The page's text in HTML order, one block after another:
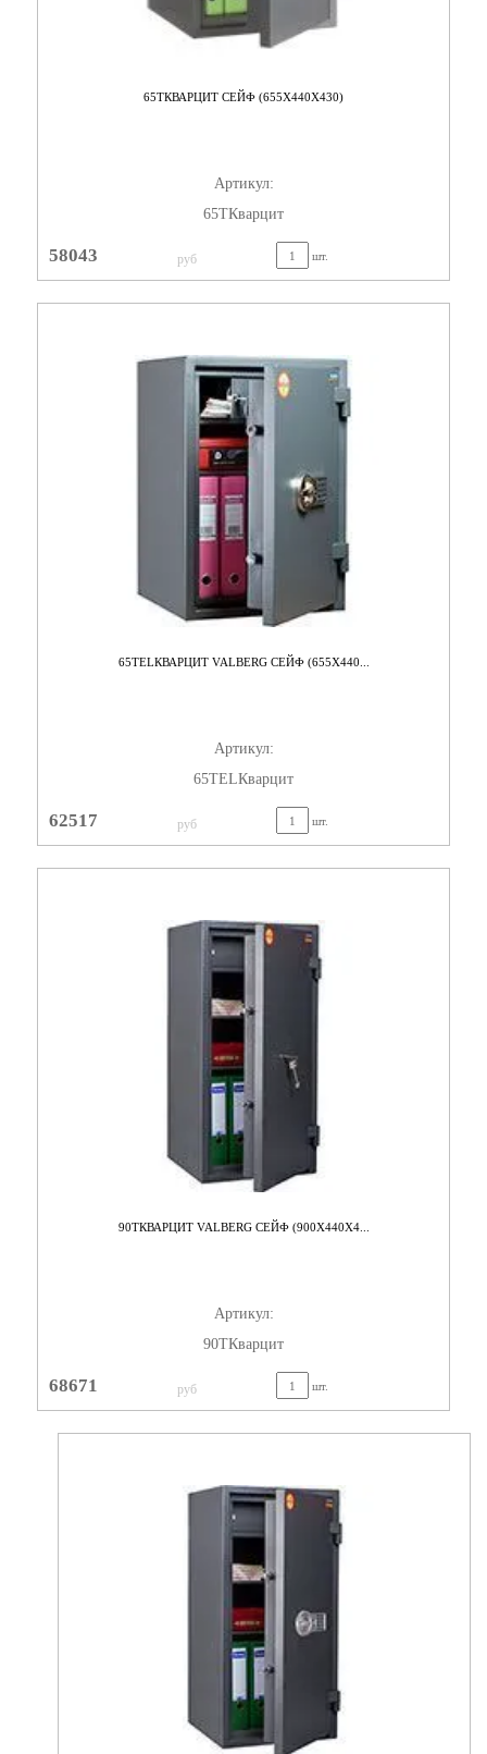
65TКВАРЦИТ СЕЙФ (655X440X430)
Артикул:
65TКварцит
58043 руб шт.
65TELКВАРЦИТ VALBERG СЕЙФ (655X440...
Артикул:
65TELКварцит
62517 руб шт.
90TКВАРЦИТ VALBERG СЕЙФ (900X440X4...
Артикул:
90TКварцит
68671 руб шт.